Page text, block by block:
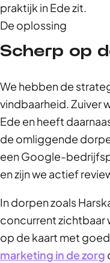
praktijk in Ede zit.
De oplossing
Scherp op
We hebben de
vindbaarheid. Zuiver
Ede en heeft
de omliggende
een Google-
en zijn we actief
In dorpen zoals
concurrent zichtbaar
op de kaart met
marketing in de zorg